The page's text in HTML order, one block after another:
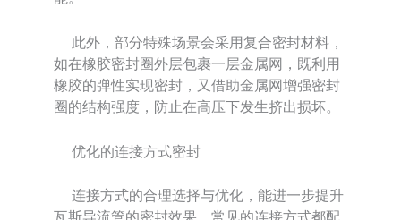
此外，部分特殊场景会采用复合密封材料，
如在橡胶密封圈外层包裹一层金属网，既利用
橡胶的弹性实现密封，又借助金属网增强密封
圈的结构强度，防止在高压下发生挤出损坏。
优化的连接方式密封
连接方式的合理选择与优化，能进一步提升